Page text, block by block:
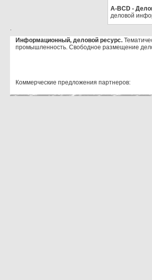
A-BCD -
деловой
.
Информационный, деловой ресурс.
промышленность. Свободное размещение
Коммерческие предложения партнеров: